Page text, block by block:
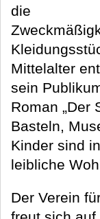
die
Mittelalter
sein
Roman „Der
Basteln,
Kinder sind
leibliche
Der Verein